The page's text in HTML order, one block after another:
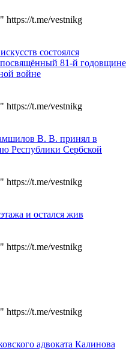
t.me/vestnikg
состоялся
посвящённый 81-й годовщине
войне
t.me/vestnikg
В. В. принял в
Республики Сербской
t.me/vestnikg
и остался жив
t.me/vestnikg
t.me/vestnikg
адвоката Калинова